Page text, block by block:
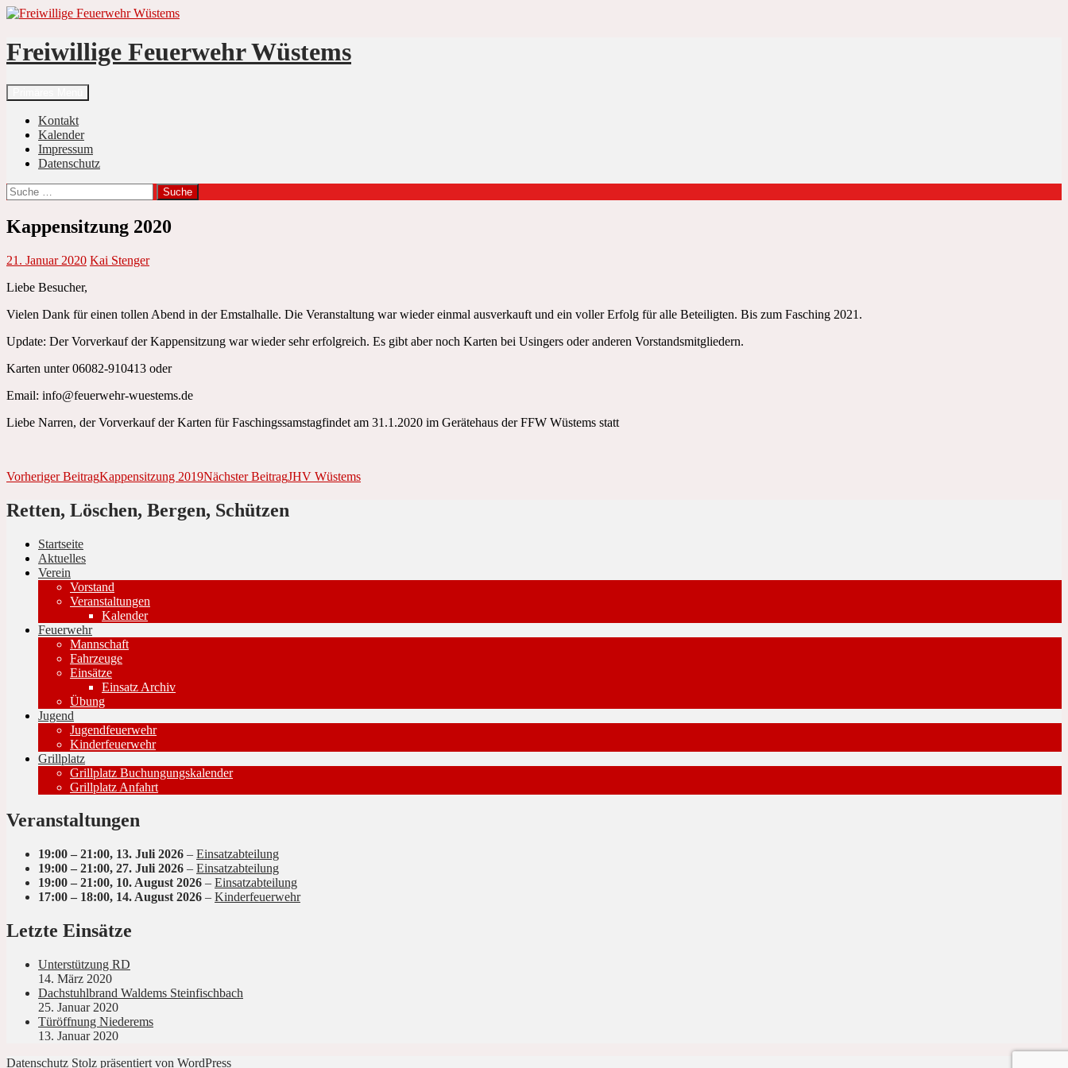
Zum
springen
Freiwillige Feuerwehr Wüstems
Suchen
Kontakt
Kalender
Impressum
Datenschutz
Suche
nach:
Kappensitzung 2020
21. Januar 2020 Kai Stenger
Liebe Besucher,
Vielen Dank für einen tollen Abend in der Emstalhalle. Die Veranstaltung war wieder einmal ausverkauft und ein voller Erfolg für alle Beteiligten. Bis zum Fasching 2021.
Update: Der Vorverkauf der Kappensitzung war wieder sehr erfolgreich. Es gibt aber noch Karten bei Usingers oder anderen Vorstandsmitgliedern.
Karten unter 06082-910413 oder
Email: info@feuerwehr-wuestems.de
Liebe Narren, der Vorverkauf der Karten für Faschingssamstagfindet am 31.1.2020 im Gerätehaus der FFW Wüstems statt
Beitrags-
Navigation
Vorheriger BeitragKappensitzung 2019Nächster BeitragJHV Wüstems
Retten, Löschen, Bergen, Schützen
Startseite
Aktuelles
Verein
Vorstand
Veranstaltungen
Kalender
Feuerwehr
Mannschaft
Fahrzeuge
Einsätze
Einsatz Archiv
Übung
Jugend
Jugendfeuerwehr
Kinderfeuerwehr
Grillplatz
Grillplatz Buchungungskalender
Grillplatz Anfahrt
Veranstaltungen
19:00 – 21:00, 13. Juli 2026 – Einsatzabteilung
19:00 – 21:00, 27. Juli 2026 – Einsatzabteilung
19:00 – 21:00, 10. August 2026 – Einsatzabteilung
17:00 – 18:00, 14. August 2026 – Kinderfeuerwehr
Letzte Einsätze
Unterstützung RD
14. März 2020
Dachstuhlbrand Waldems Steinfischbach
25. Januar 2020
Türöffnung Niederems
13. Januar 2020
Datenschutz Stolz präsentiert von WordPress